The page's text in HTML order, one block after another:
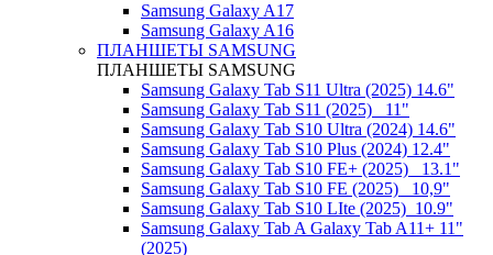
Samsung Galaxy A17
Samsung Galaxy A16
ПЛАНШЕТЫ SAMSUNG
ПЛАНШЕТЫ SAMSUNG
Samsung Galaxy Tab S11 Ultra (2025) 14.6"
Samsung Galaxy Tab S11 (2025) _11"
Samsung Galaxy Tab S10 Ultra (2024) 14.6"
Samsung Galaxy Tab S10 Plus (2024) 12.4"
Samsung Galaxy Tab S10 FE+ (2025)_ 13.1"
Samsung Galaxy Tab S10 FE (2025)_ 10,9"
Samsung Galaxy Tab S10 LIte (2025)_10.9"
Samsung Galaxy Tab A Galaxy Tab A11+ 11"
(2025)